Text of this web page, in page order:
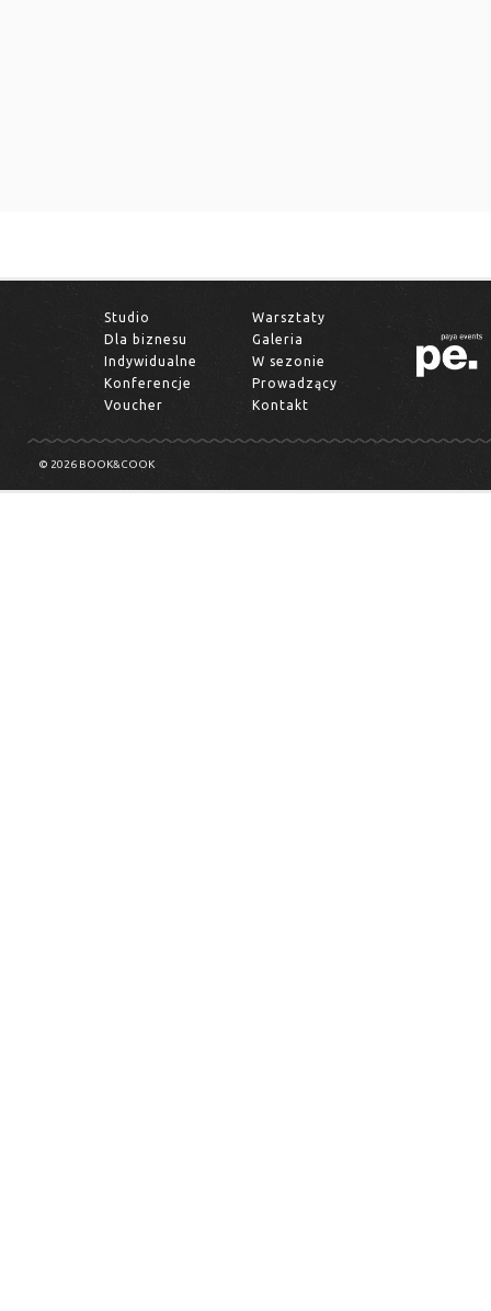
Studio
Dla biznesu
Indywidualne
Konferencje
Voucher
Warsztaty
Galeria
W sezonie
Prowadzący
Kontakt
© 2026 BOOK&COOK